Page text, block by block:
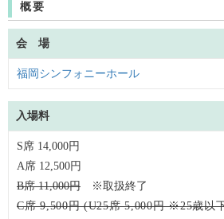
概要
会 場
福岡シンフォニーホール
入場料
S席 14,000円
A席 12,500円
B席 11,000円 ※取扱終了
C席 9,500円 (U25席 5,000円 ※25歳以